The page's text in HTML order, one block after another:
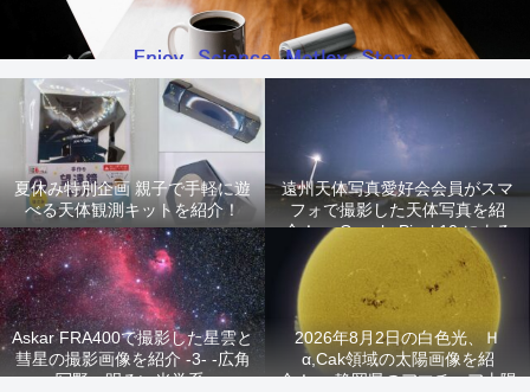
夏休み特別企画 親子で手軽に遊
べる天体観測キットを紹介！
遠州天体写真愛好会会員がスマ
フォで撮影した天体写真を紹
介！ -Google Pixel 10 による
星景写真-
Askar FRA400で撮影した星雲と
彗星の撮影画像を紹介 -3- -広角
写野、明るい光学系-
2026年8月2日の白色光、Ｈ
α,Cak領域の太陽画像を紹
介！ -静岡県のアマチュア太陽